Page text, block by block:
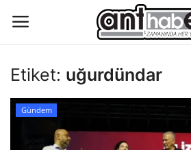
Etiket: uğurdündar
Gündem